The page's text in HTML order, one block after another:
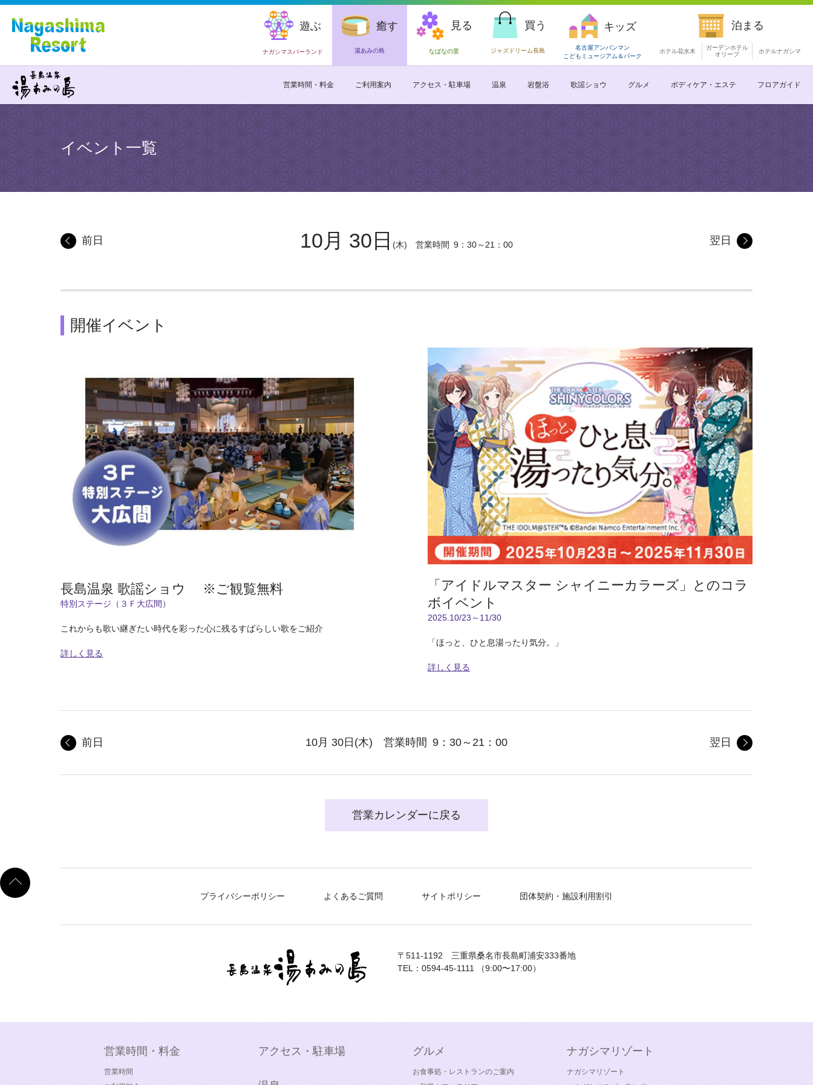
遊ぶ
ナガシマスパーランド
癒す
湯あみの島
見る
なばなの里
買う
ジャズドリーム長島
キッズ
名古屋アンパンマン
こどもミュージアム ＆パーク
泊まる
ホテル花水木
ガーデンホテル
オリーブ
ホテルナガシマ
営業時間・料金 ご利用案内 アクセス・駐車場 温泉 岩盤浴 歌謡ショウ グルメ ボディケア・エステ フロアガイド
イベント一覧
10月 30日 (木) 営業時間 9：30～21：00
前日 翌日
開催イベント
長島温泉 歌謡ショウ ※ご観覧無料
特別ステージ（３Ｆ大広間）
これからも歌い継ぎたい時代を彩った心に残るすばらしい歌をご紹介
詳しく見る
「アイドルマスター シャイニーカラーズ」とのコラ
ボイベント
2025.10/23～11/30
「ほっと、ひと息湯ったり気分。」
詳しく見る
10月 30日 (木) 営業時間 9：30～21：00
前日 翌日
営業カレンダーに戻る
プライバシーポリシー よくあるご質問 サイトポリシー 団体契約・施設利用割引
〒511-1192
三重県桑名市長島町浦安333番地
TEL：0594-45-1111 （9:00〜17:00）
営業時間・料金
営業時間
アクセス・駐車場 グルメ
お食事処・レストランのご案内
ナガシマリゾート
ナガシマリゾート